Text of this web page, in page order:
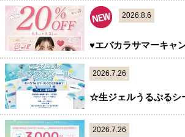
2026.8.6
♥エバカラサマーキャ
2026.7.26
☆生ジェルうるぷる
2026.7.26